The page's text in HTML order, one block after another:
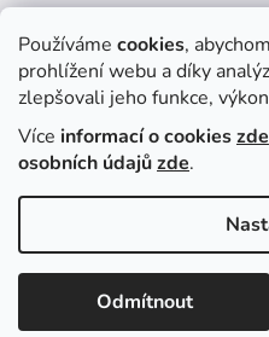
Používáme cookies,
prohlížení webu a díky
zlepšovali jeho funkce,
Více informací o cookieszde
osobních údajůzde.
Odmítnout
Dočasně můžete v e-
zboží pouzeNA
Kojenecká
Hodnocení
| Ivana
Krásné
Facebook
Copyright 2026DUKO s.r.o..